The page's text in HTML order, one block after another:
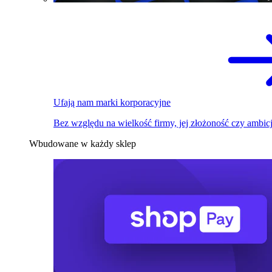
Ufają nam marki korporacyjne
Bez względu na wielkość firmy, jej złożoność czy
Wbudowane w każdy sklep